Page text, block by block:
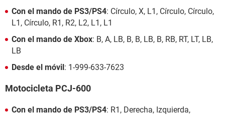
Con el mando de PS3/PS4: Círculo, X, L1, Círculo, Círculo,
L1, Círculo, R1, R2, L2, L1, L1
Con el mando de Xbox: B, A, LB, B, B, LB, B, RB, RT, LT, LB,
LB
Desde el móvil: 1-999-633-7623
Motocicleta PCJ-600
Con el mando de PS3/PS4: R1, Derecha, Izquierda,